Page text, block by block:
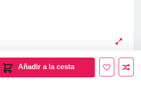
Añadir a la cesta